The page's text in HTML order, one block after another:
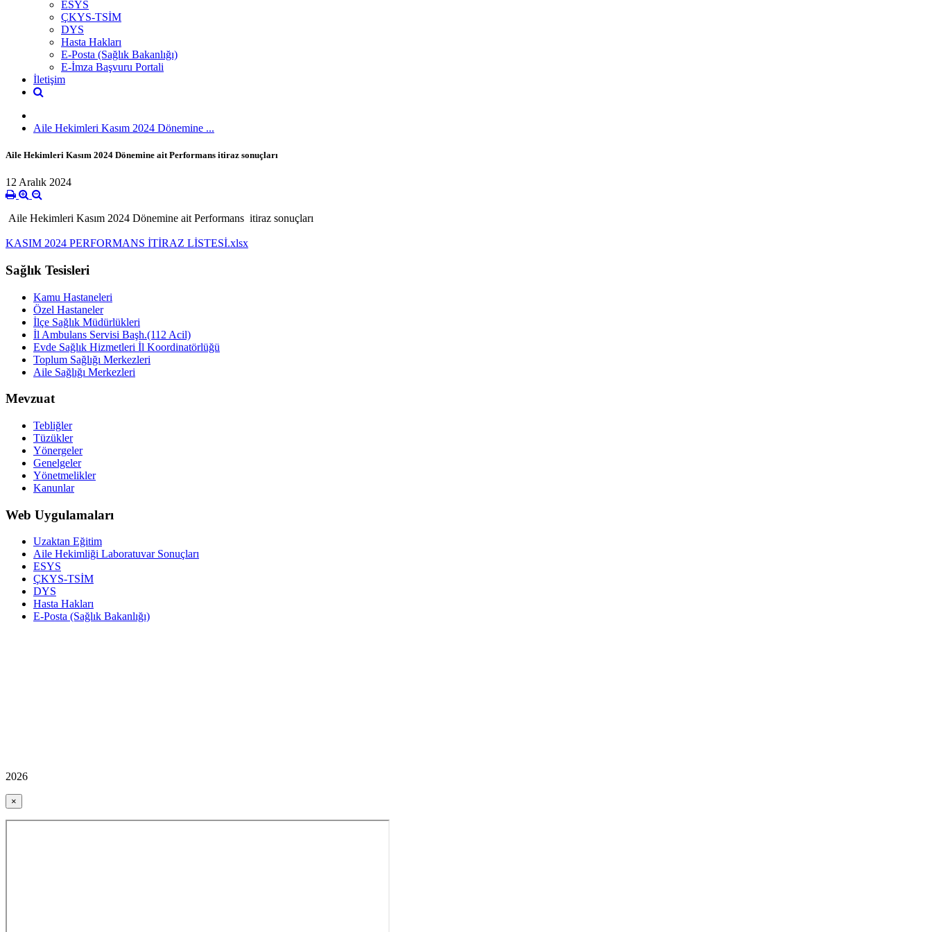
ESYS
ÇKYS-TSİM
DYS
Hasta Hakları
E-Posta (Sağlık Bakanlığı)
E-İmza Başvuru Portali
İletişim
Aile Hekimleri Kasım 2024 Dönemine ...
Aile Hekimleri Kasım 2024 Dönemine ait Performans itiraz sonuçları
12 Aralık 2024
Aile Hekimleri Kasım 2024 Dönemine ait Performans itiraz sonuçları
KASIM 2024 PERFORMANS İTİRAZ LİSTESİ.xlsx
Sağlık Tesisleri
Kamu Hastaneleri
Özel Hastaneler
İlçe Sağlık Müdürlükleri
İl Ambulans Servisi Başh.(112 Acil)
Evde Sağlık Hizmetleri İl Koordinatörlüğü
Toplum Sağlığı Merkezleri
Aile Sağlığı Merkezleri
Mevzuat
Tebliğler
Tüzükler
Yönergeler
Genelgeler
Yönetmelikler
Kanunlar
Web Uygulamaları
Uzaktan Eğitim
Aile Hekimliği Laboratuvar Sonuçları
ESYS
ÇKYS-TSİM
DYS
Hasta Hakları
E-Posta (Sağlık Bakanlığı)
2026
×